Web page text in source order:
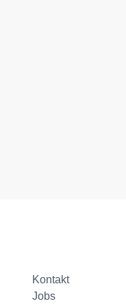
Kontakt
Jobs